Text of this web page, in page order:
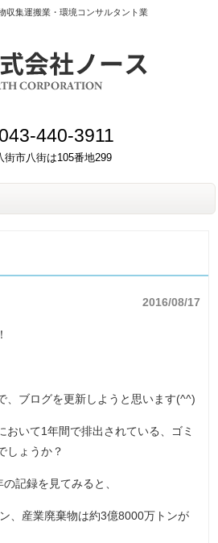
収集運搬業・環境コンサルタント業
043-440-3911
街市八街は105番地299
2016/08/17
、ブログを更新しようと思います(^^)
おいて1年間で排出されている、ゴミ
しょうか？
記録を見てみると、
、産業廃棄物は約3億8000万トンが